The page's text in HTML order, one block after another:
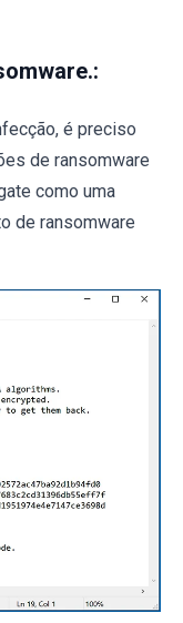
é preciso
de ransomware
como uma
de ransomware